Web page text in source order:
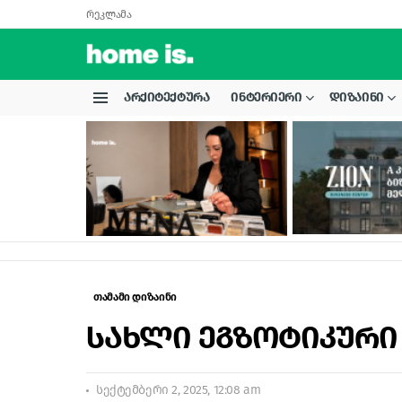
რეკლამა
ᲐᲠᲥᲘᲢᲔᲥᲢᲣᲠᲐ ᲘᲜᲢᲔᲠᲘᲔᲠᲘ ᲓᲘᲖᲐᲘᲜᲘ
STORIES
თამამი დიზაინი
სახლი
სექტემბერი 2, 2025, 12:08 am